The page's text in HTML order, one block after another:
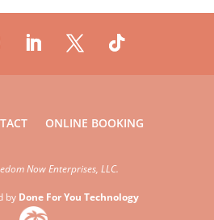
ONLINE BOOKING
Now Enterprises, LLC.
by Done For You Technology